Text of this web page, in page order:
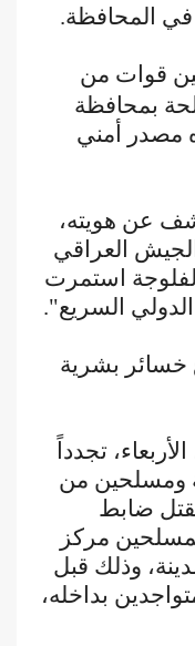
في المحافظة.
قوات من
بمحافظة
مصدر أمني
عن هويته،
العراقي
استمرت
السريع".
خسائر بشرية
تجدداً
ومسلحين من
ضابط
مركز
وذلك قبل
بداخله،